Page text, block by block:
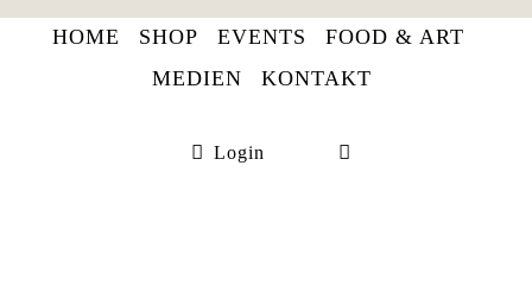
Skip
HOME SHOP EVENTS
FOOD & ART
MEDIEN
KONTAKT
Login